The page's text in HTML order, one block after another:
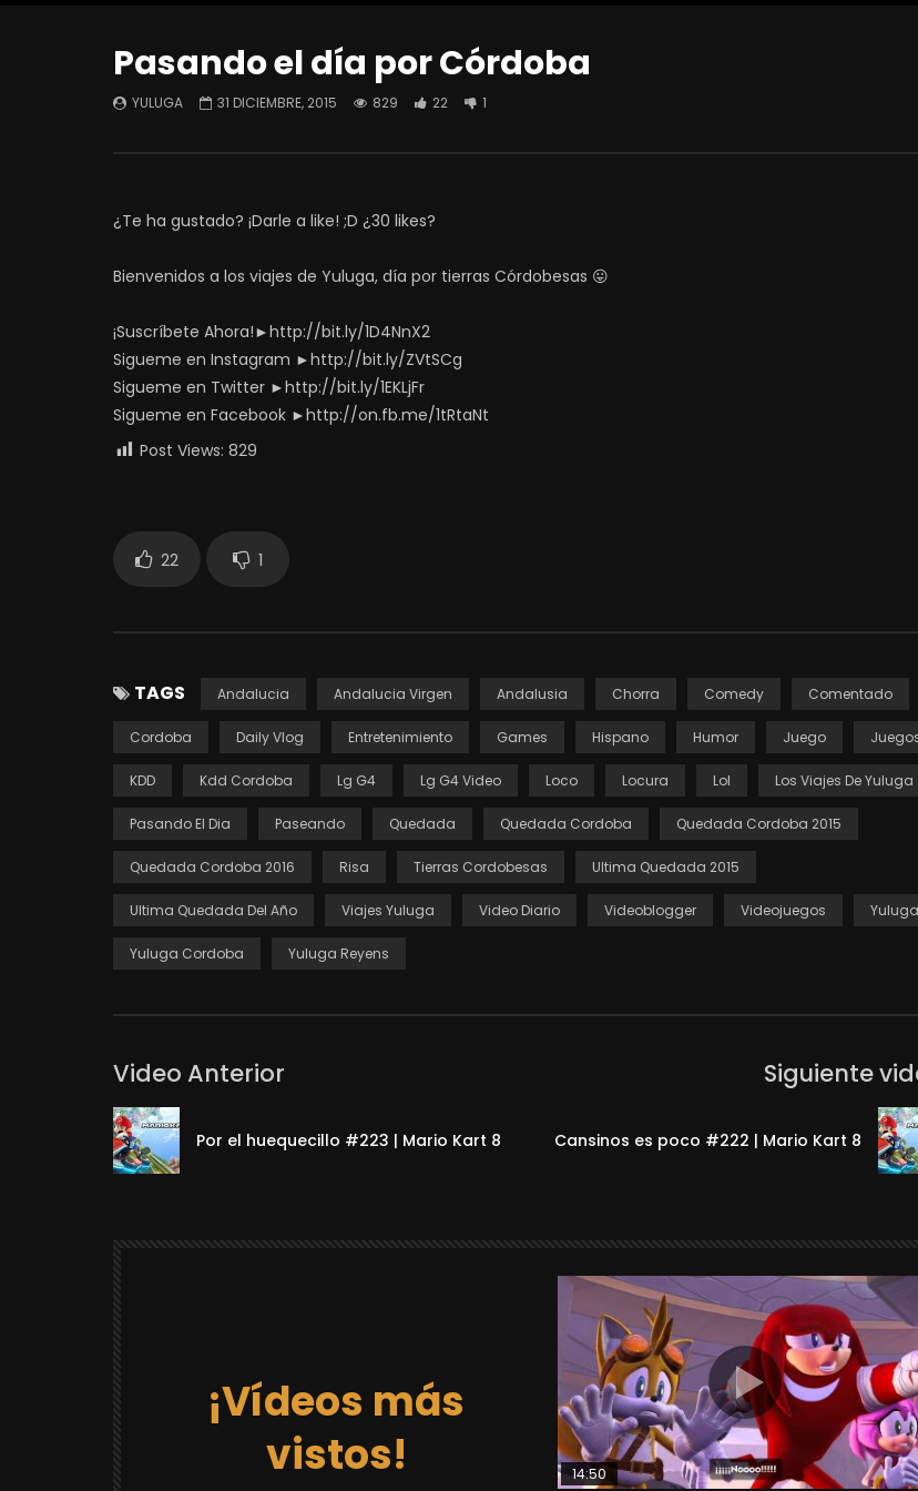
Pasando el día por Córdoba
YULUGA 31 DICIEMBRE, 2015 829 22 1
¿Te ha gustado? ¡Darle a like! ;D ¿30 likes?
Bienvenidos a los viajes de Yuluga, día por tierras Córdobesas 😛
¡Suscríbete Ahora!►http://bit.ly/1D4NnX2
Sigueme en Instagram ►http://bit.ly/ZVtSCg
Sigueme en Twitter ►http://bit.ly/1EKLjFr
Sigueme en Facebook ►http://on.fb.me/1tRtaNt
Post Views: 829
22 1
TAGS Andalucia Andalucia Virgen Andalusia Chorra Comedy Comentado
Cordoba Daily Vlog Entretenimiento Games Hispano Humor Juego
KDD Kdd Cordoba Lg G4 Lg G4 Video Loco Locura Lol Los Viajes De Yuluga
Pasando El Dia Paseando Quedada Quedada Cordoba Quedada Cordoba 2015
Quedada Cordoba 2016 Risa Tierras Cordobesas Ultima Quedada 2015
Ultima Quedada Del Año Viajes Yuluga Video Diario Videoblogger Videojuegos Yuluga
Yuluga Cordoba Yuluga Reyens
Video Anterior
Por el huequecillo #223 | Mario Kart 8
Siguiente
Cansinos es poco #222 | Mario Kart 8
¡Vídeos más
vistos!
14:50